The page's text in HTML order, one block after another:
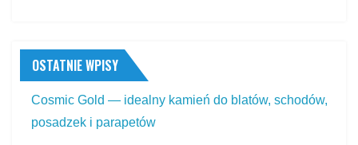
OSTATNIE WPISY
Cosmic Gold — idealny kamień do blatów, schodów,
posadzek i parapetów